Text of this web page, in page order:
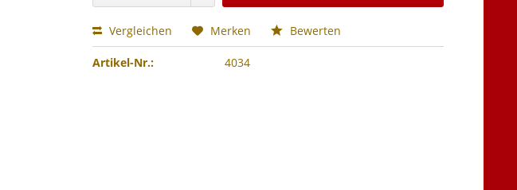
Vergleichen Merken Bewerten
Artikel-Nr.: 4034